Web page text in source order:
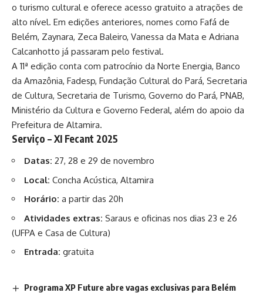
o turismo cultural e oferece acesso gratuito a atrações de
alto nível. Em edições anteriores, nomes como Fafá de
Belém, Zaynara, Zeca Baleiro, Vanessa da Mata e Adriana
Calcanhotto já passaram pelo festival.
A 11ª edição conta com patrocínio da Norte Energia, Banco
da Amazônia, Fadesp, Fundação Cultural do Pará, Secretaria
de Cultura, Secretaria de Turismo, Governo do Pará, PNAB,
Ministério da Cultura e Governo Federal, além do apoio da
Prefeitura de Altamira.
Serviço – XI Fecant 2025
Datas: 27, 28 e 29 de novembro
Local: Concha Acústica, Altamira
Horário: a partir das 20h
Atividades extras: Saraus e oficinas nos dias 23 e 26
(UFPA e Casa de Cultura)
Entrada: gratuita
Programa XP Future abre vagas exclusivas para Belém